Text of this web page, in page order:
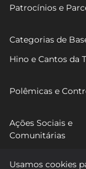
Patrocínios e
Categorias de
Hino e Cantos da
Polêmicas e
Ações Sociais e
Comunitárias
Usamos cookies